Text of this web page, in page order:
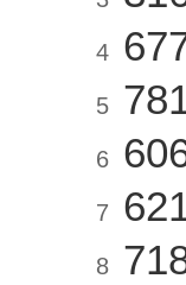
4
5
6
7
8